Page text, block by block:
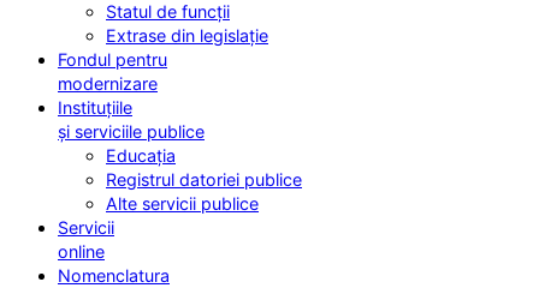
Statul de funcții
Extrase din legislație
Fondul pentru
modernizare
Instituțiile
și serviciile publice
Educația
Registrul datoriei publice
Alte servicii publice
Servicii
online
Nomenclatura